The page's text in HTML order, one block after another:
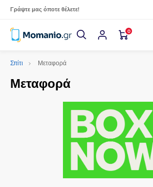
Γράψτε μας όποτε θέλετε!
0
Σπίτι Μεταφορά
Μεταφορά